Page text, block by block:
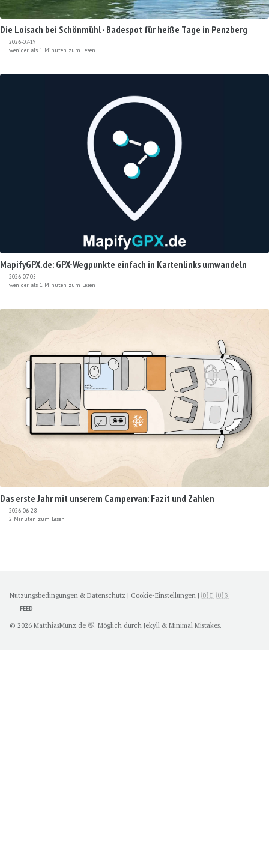
Die Loisach bei Schönmühl - Badespot für heiße Tage in Penzberg
2026-07-19
weniger als 1 Minuten zum Lesen
MapifyGPX.de: GPX-Wegpunkte einfach in Kartenlinks umwandeln
2026-07-05
weniger als 1 Minuten zum Lesen
Das erste Jahr mit unserem Campervan: Fazit und Zahlen
2026-06-28
2 Minuten zum Lesen
Nutzungsbedingungen & Datenschutz | Cookie-Einstellungen | 🇩🇪 🇺🇸
FEED
© 2026 MatthiasMunz.de 👋. Möglich durch Jekyll & Minimal Mistakes.